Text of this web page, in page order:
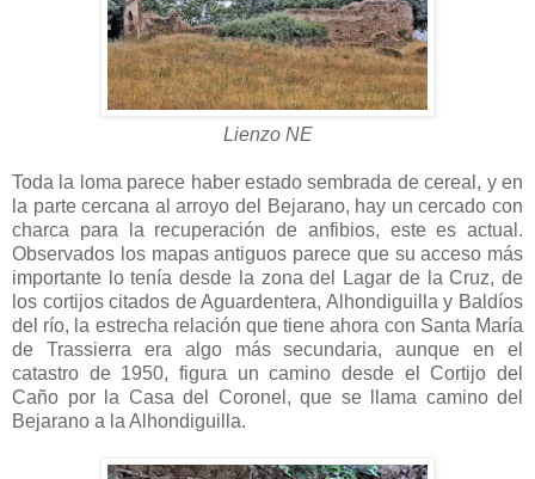
Lienzo NE
Toda la loma parece haber estado sembrada de cereal, y en
la parte cercana al arroyo del Bejarano, hay un cercado con
charca para la recuperación de anfibios, este es actual.
Observados los mapas antiguos parece que su acceso más
importante lo tenía desde la zona del Lagar de la Cruz, de
los cortijos citados de Aguardentera, Alhondiguilla y Baldíos
del río, la estrecha relación que tiene ahora con Santa María
de Trassierra era algo más secundaria, aunque en el
catastro de 1950, figura un camino desde el Cortijo del
Caño por la Casa del Coronel, que se llama camino del
Bejarano a la Alhondiguilla.